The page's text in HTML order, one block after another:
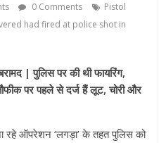
0 Comments
Pistol
had fired at police shot in
| पुलिस पर की थी फायरिंग,
पर पहले से दर्ज हैं लूट, चोरी और
रहे ऑपरेशन ‘लगड़ा’ के तहत पुलिस को